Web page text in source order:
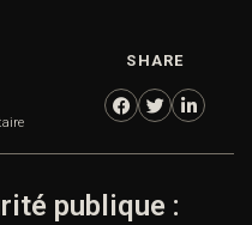
SHARE
publique :